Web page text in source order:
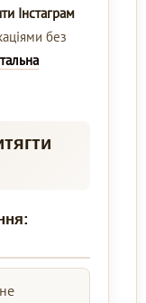
Інстаграм
без